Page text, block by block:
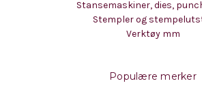
Stansemaskiner, dies,
Stempler og
Verktøy mm
Populære merker